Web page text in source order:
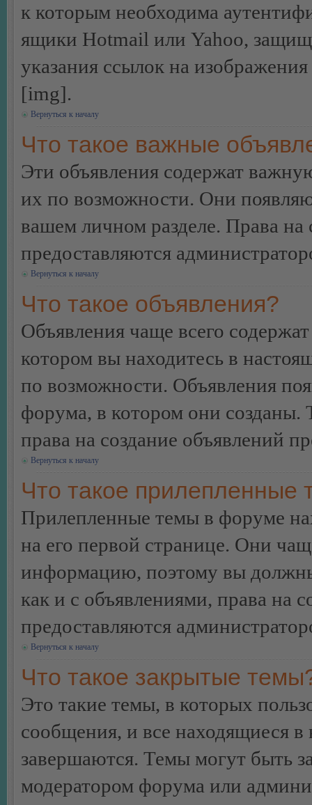
к которым необходима
ящики Hotmail или Yahoo,
указания ссылок на
[img].
Вернуться к началу
Что такое важные
Эти объявления содержат
их по возможности. Они
вашем личном разделе. Права
предоставляются
Вернуться к началу
Что такое объявления?
Объявления чаще всего
котором вы находитесь в
по возможности. Объявления
форума, в котором они
права на создание объявлений
Вернуться к началу
Что такое прилепленные
Прилепленные темы в форуме
на его первой странице. Они
информацию, поэтому вы
как и с объявлениями, права на
предоставляются
Вернуться к началу
Что такое закрытые
Это такие темы, в которых
сообщения, и все находящиеся
завершаются. Темы могут быть
модератором форума или